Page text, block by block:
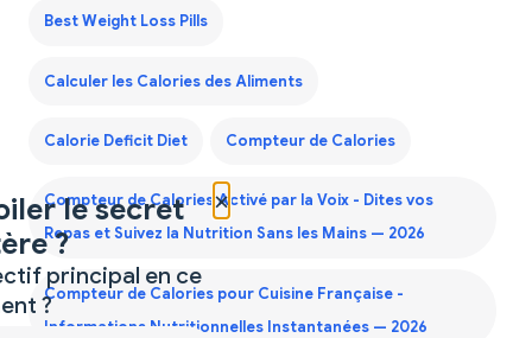
Best Weight Loss Pills
Calculer les Calories des Aliments
Calorie Deficit Diet Compteur de Calories
Compteur de Calories Activé par la Voix - Dites vos
Repas et Suivez la Nutrition Sans les Mains — 2026
Compteur de Calories pour Cuisine Française -
Informations Nutritionnelles Instantanées — 2026
×
le secret
?
principal en ce
?